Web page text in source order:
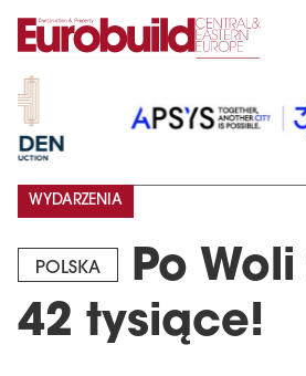
POLSKA
Po
42 tysiące!
WYDARZENIA